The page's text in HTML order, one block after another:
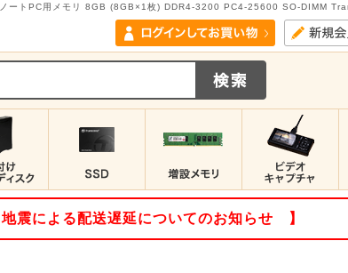
ートPC用メモリ 8GB (8GB×1枚) DDR4-3200 PC4-25600 SO-DIMM
震による配送遅延についてのお知らせ 】